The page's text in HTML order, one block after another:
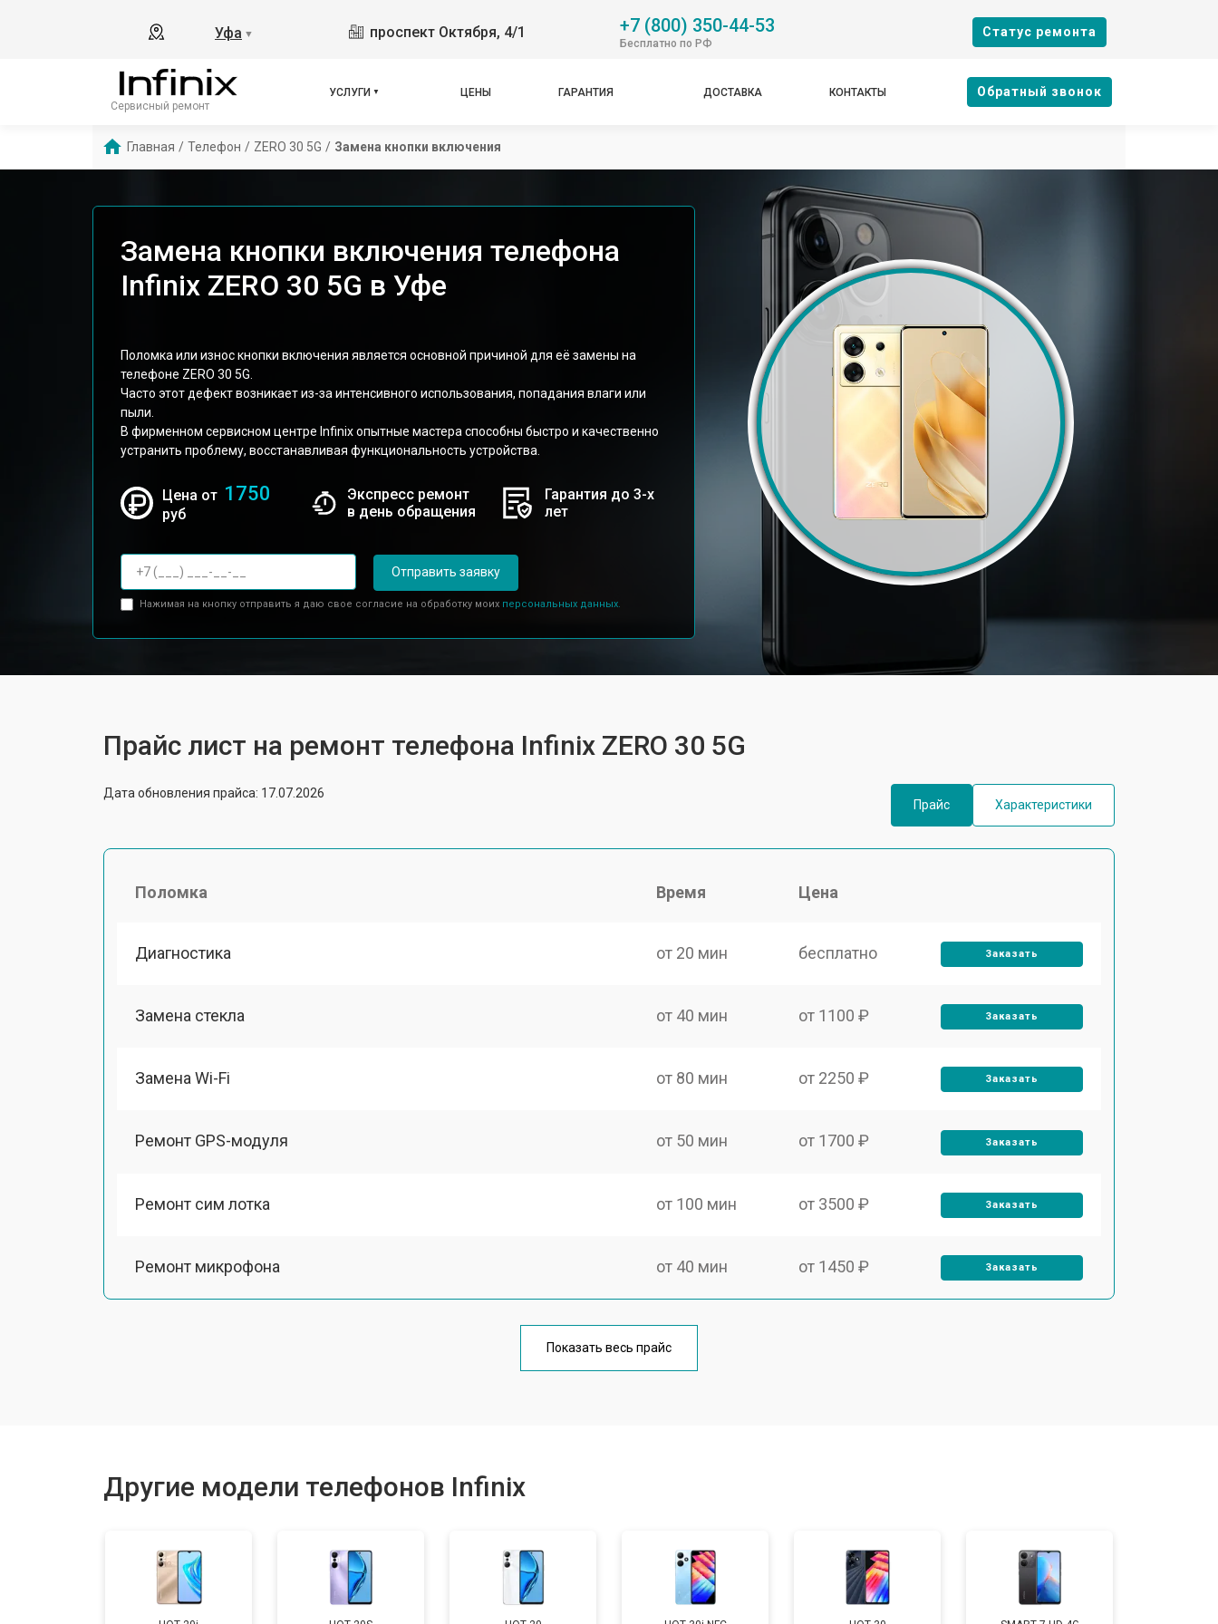
Уфа ▼ проспект Октября, 4/1 +7 (800) 350-44-53
Бесплатно по РФ
Cтатус ремонта
Сервисный ремонт
УСЛУГИ ЦЕНЫ ГАРАНТИЯ ДОСТАВКА КОНТАКТЫ Oбратный звонок
Главная / Телефон / ZERO 30 5G / Замена кнопки включения
Замена кнопки включения телефона
Infinix ZERO 30 5G в Уфе
Поломка или износ кнопки включения является основной причиной для её замены на
телефоне ZERO 30 5G.
Часто этот дефект возникает из-за интенсивного использования, попадания влаги или
пыли.
В фирменном сервисном центре Infinix опытные мастера способны быстро и качественно
устранить проблему, восстанавливая функциональность устройства.
Цена от 1750
руб
Экспресс ремонт
в день обращения
Гарантия до 3-х
лет
Отправить заявку
Нажимая на кнопку отправить я даю свое согласие на обработку моих персональных данных.
Прайс лист на ремонт телефона Infinix ZERO 30 5G
Дата обновления прайса: 17.07.2026
Прайс
Характеристики
Поломка Время Цена
Диагностика от 20 мин бесплатно Заказать
Замена стекла от 40 мин от 1100 ₽ Заказать
Замена Wi-Fi от 80 мин от 2250 ₽ Заказать
Ремонт GPS-модуля от 50 мин от 1700 ₽ Заказать
Ремонт сим лотка от 100 мин от 3500 ₽ Заказать
Ремонт микрофона от 40 мин от 1450 ₽ Заказать
от 70 мин
Замена задней крышки от 60 мин от 1400 ₽
Показать весь прайс
Другие модели телефонов Infinix